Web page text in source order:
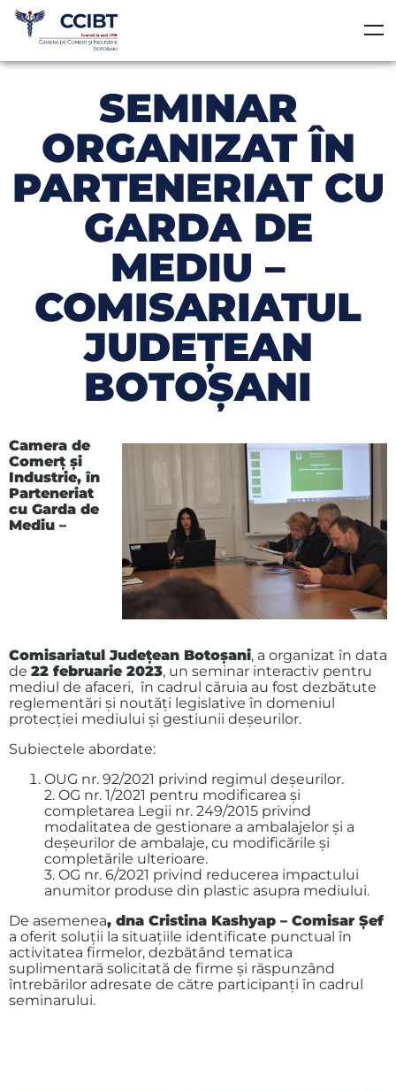
SEMINAR
ORGANIZAT ÎN
PARTENERIAT CU
GARDA DE
MEDIU –
COMISARIATUL
JUDEȚEAN
BOTOȘANI
Camera de
Comerț și
Industrie, în
Parteneriat
cu Garda de
Mediu –
Comisariatul Județean Botoșani, a organizat în data
de 22 februarie 2023, un seminar interactiv pentru
mediul de afaceri, în cadrul căruia au fost dezbătute
reglementări și noutăți legislative în domeniul
protecției mediului și gestiunii deșeurilor.
Subiectele abordate:
OUG nr. 92/2021 privind regimul deșeurilor.
2. OG nr. 1/2021 pentru modificarea și
completarea Legii nr. 249/2015 privind
modalitatea de gestionare a ambalajelor și a
deșeurilor de ambalaje, cu modificările și
completările ulterioare.
3. OG nr. 6/2021 privind reducerea impactului
anumitor produse din plastic asupra mediului.
De asemenea, dna Cristina Kashyap – Comisar Șef
a oferit soluții la situațiile identificate punctual în
activitatea firmelor, dezbătând tematica
suplimentară solicitată de firme și răspunzând
întrebărilor adresate de către participanți în cadrul
seminarului.